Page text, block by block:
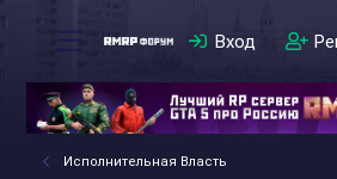
Вход
Исполнительная Власть